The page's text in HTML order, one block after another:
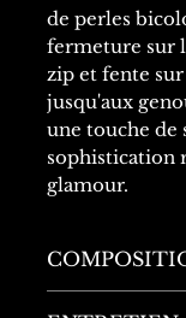
de perles
fermeture sur
zip et fente
jusqu'aux
une touche de
sophistication
glamour.